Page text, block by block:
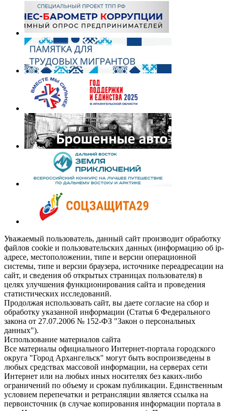
Уважаемый пользователь, данный сайт производит обработку
файлов cookie и пользовательских данных (информацию об ip-
адресе, местоположении, типе и версии операционной
системы, типе и версии браузера, источнике переадресации на
сайт, и сведения об открытых страницах пользователя) в
целях улучшения функционирования сайта и проведения
статистических исследований.
Продолжая использовать сайт, вы даете согласие на сбор и
обработку указанной информации (Статья 6 Федерального
закона от 27.07.2006 № 152-ФЗ "Закон о персональных
данных").
Использование материалов сайта
Все материалы официального Интернет-портала городского
округа "Город Архангельск" могут быть воспроизведены в
любых средствах массовой информации, на серверах сети
Интернет или на любых иных носителях без каких-либо
ограничений по объему и срокам публикации. Единственным
условием перепечатки и ретрансляции является ссылка на
первоисточник (в случае копирования информации портала в